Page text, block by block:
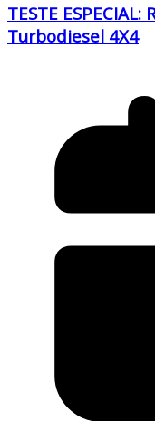
TESTE
Turbodiesel 4X4